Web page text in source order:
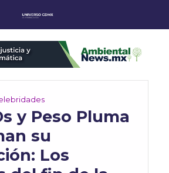
y Peso Pluma
su
Los